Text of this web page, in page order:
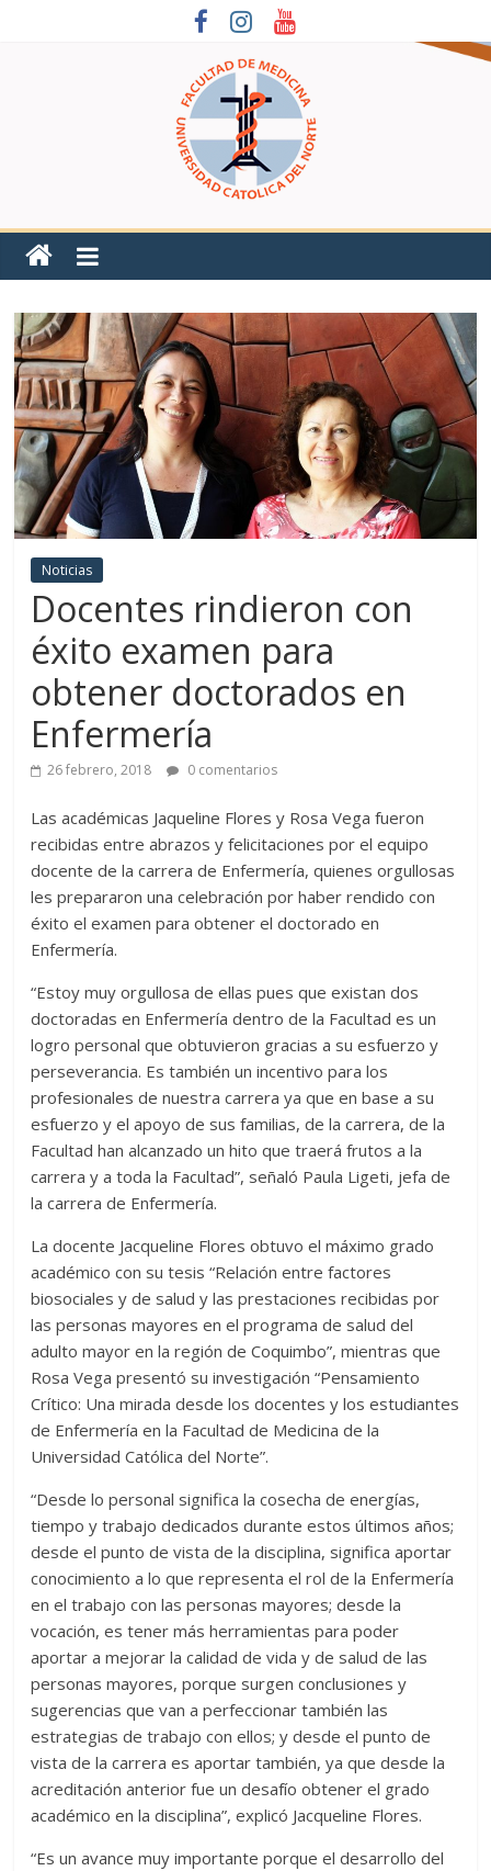
Noticias
Docentes rindieron con
éxito examen para
obtener doctorados en
Enfermería
26 febrero, 2018 0 comentarios
Las académicas Jaqueline Flores y Rosa Vega fueron
recibidas entre abrazos y felicitaciones por el equipo
docente de la carrera de Enfermería, quienes orgullosas
les prepararon una celebración por haber rendido con
éxito el examen para obtener el doctorado en
Enfermería.
“Estoy muy orgullosa de ellas pues que existan dos
doctoradas en Enfermería dentro de la Facultad es un
logro personal que obtuvieron gracias a su esfuerzo y
perseverancia. Es también un incentivo para los
profesionales de nuestra carrera ya que en base a su
esfuerzo y el apoyo de sus familias, de la carrera, de la
Facultad han alcanzado un hito que traerá frutos a la
carrera y a toda la Facultad”, señaló Paula Ligeti, jefa de
la carrera de Enfermería.
La docente Jacqueline Flores obtuvo el máximo grado
académico con su tesis “Relación entre factores
biosociales y de salud y las prestaciones recibidas por
las personas mayores en el programa de salud del
adulto mayor en la región de Coquimbo”, mientras que
Rosa Vega presentó su investigación “Pensamiento
Crítico: Una mirada desde los docentes y los estudiantes
de Enfermería en la Facultad de Medicina de la
Universidad Católica del Norte”.
“Desde lo personal significa la cosecha de energías,
tiempo y trabajo dedicados durante estos últimos años;
desde el punto de vista de la disciplina, significa aportar
conocimiento a lo que representa el rol de la Enfermería
en el trabajo con las personas mayores; desde la
vocación, es tener más herramientas para poder
aportar a mejorar la calidad de vida y de salud de las
personas mayores, porque surgen conclusiones y
sugerencias que van a perfeccionar también las
estrategias de trabajo con ellos; y desde el punto de
vista de la carrera es aportar también, ya que desde la
acreditación anterior fue un desafío obtener el grado
académico en la disciplina”, explicó Jacqueline Flores.
“Es un avance muy importante porque el desarrollo del